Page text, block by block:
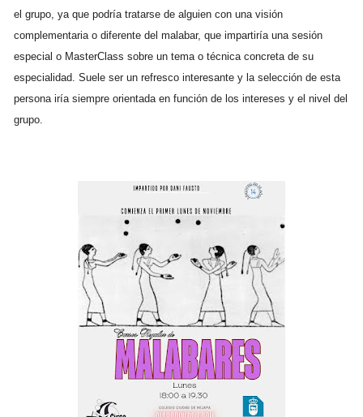
el grupo, ya que podría tratarse de alguien con una visión
complementaria o diferente del malabar, que impartiría una sesión
especial o MasterClass sobre un tema o técnica concreta de su
especialidad. Suele ser un refresco interesante y la selección de esta
persona iría siempre orientada en función de los intereses y el nivel del
grupo.